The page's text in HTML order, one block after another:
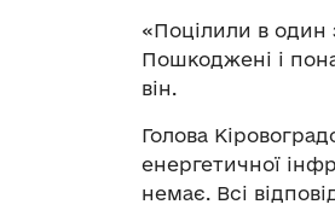
«Поцілили в один
Пошкоджені і
він.
Голова
енергетичної
немає. Всі